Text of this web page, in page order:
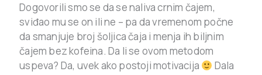
Dogovorili smo se da se naliva crnim čajem,
sviđao mu se on ili ne – pa da vremenom počne
da smanjuje broj šoljica čaja i menja ih biljnim
čajem bez kofeina. Da li se ovom metodom
uspeva? Da, uvek ako postoji motivacija
Dala